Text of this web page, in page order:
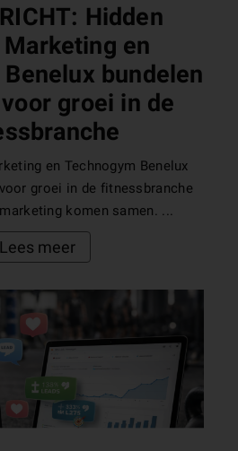
Hidden
en
bundelen
groei in de
en Technogym Benelux
groei in de fitnessbranche
komen samen. ...
Lees meer